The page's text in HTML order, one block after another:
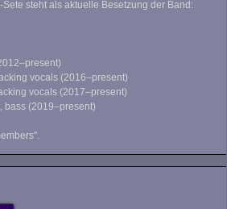
steht als aktuelle Besetzung der Band:
vocals (2016–present)
vocals (2017–present)
bass (2019–present)